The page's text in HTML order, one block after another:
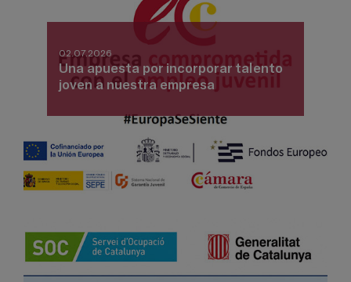
02.07.2026
Una apuesta por incorporar talento
joven a nuestra empresa